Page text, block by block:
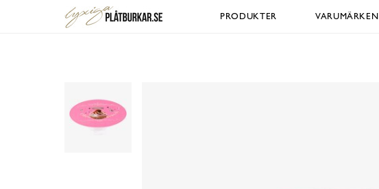
PRODUKTER VARUMÄRKEN